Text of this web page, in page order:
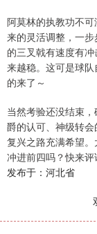
阿莫林的执教功不
来的灵活调整，一
的三叉戟有速度有
来越稳。这可是球
的来了～
当然考验还没结束
爵的认可、神级转
复兴之路充满希望
冲进前四吗？快来
发布于：河北省